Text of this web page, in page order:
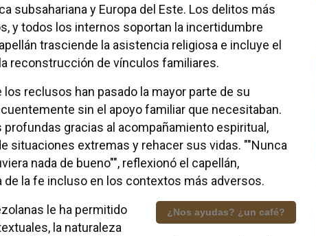
subsahariana y Europa del Este. Los delitos más
y todos los internos soportan la incertidumbre
trasciende la asistencia religiosa e incluye el
reconstrucción de vínculos familiares.
reclusos han pasado la mayor parte de su
sin el apoyo familiar que necesitaban.
gracias al acompañamiento espiritual,
situaciones extremas y rehacer sus vidas. ""Nunca
nada de bueno"", reflexionó el capellán,
la fe incluso en los contextos más adversos.
¿Nos ayudas? ¿un café?
le ha permitido
la naturaleza